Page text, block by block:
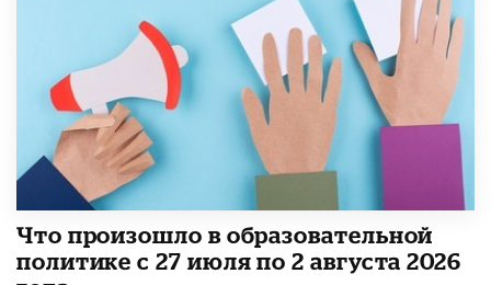
​Что произошло в образовательной
политике с 27 июля по 2 августа 2026